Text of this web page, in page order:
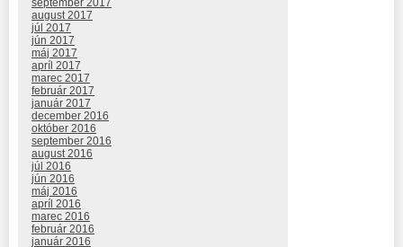
september 2017
august 2017
júl 2017
jún 2017
máj 2017
apríl 2017
marec 2017
február 2017
január 2017
december 2016
október 2016
september 2016
august 2016
júl 2016
jún 2016
máj 2016
apríl 2016
marec 2016
február 2016
január 2016